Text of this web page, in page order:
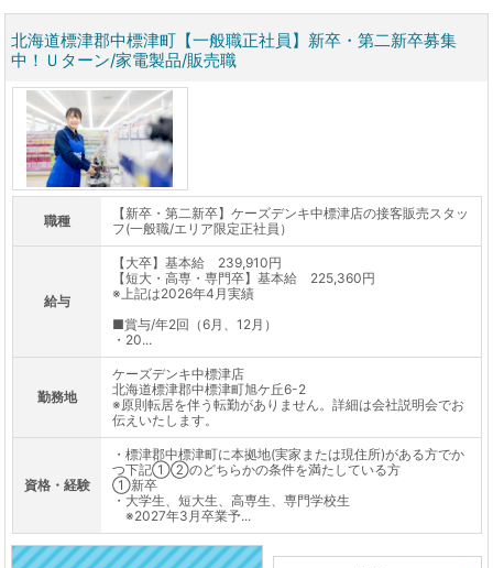
北海道標津郡中標津町【一般職正社員】新卒・第二新卒募集
中！Ｕターン/家電製品/販売職
職種
【新卒・第二新卒】ケーズデンキ中標津店の接客販売スタッ
フ(一般職/エリア限定正社員）
給与
【大卒】基本給 239,910円
【短大・高専・専門卒】基本給 225,360円
※上記は2026年4月実績
■賞与/年2回（6月、12月）
・20...
勤務地
ケーズデンキ中標津店
北海道標津郡中標津町旭ケ丘6-2
※原則転居を伴う転勤がありません。詳細は会社説明会でお
伝えいたします。
資格・経験
・標津郡中標津町に本拠地(実家または現住所)がある方でか
つ下記①②のどちらかの条件を満たしている方
①新卒
・大学生、短大生、高専生、専門学校生
※2027年3月卒業予...